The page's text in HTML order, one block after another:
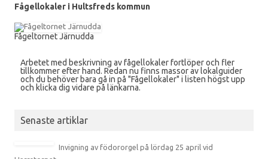
Fågellokaler i Hultsfreds kommun
Fågeltornet Järnudda
Arbetet med beskrivning av fågellokaler fortlöper och fler
tillkommer efter hand. Redan nu finns massor av lokalguider
och du behöver bara gå in på "Fågellokaler" i listen högst upp
och klicka dig vidare på länkarna.
Senaste artiklar
Invigning av födororgel på lördag 25 april vid